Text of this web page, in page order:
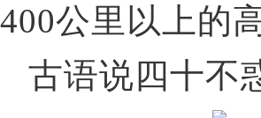
400公里以上的
古语说四十不